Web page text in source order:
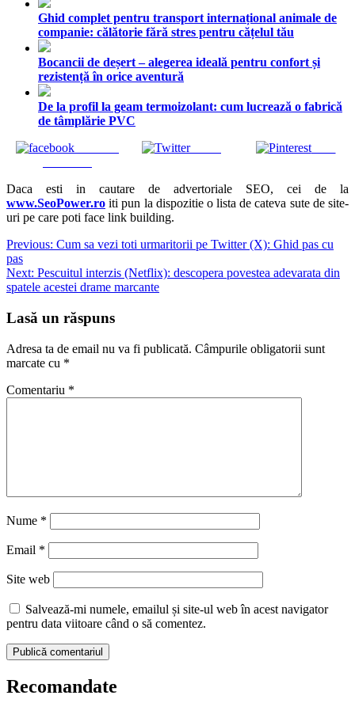
Ghid complet pentru transport internațional animale de
companie: călătorie fără stres pentru cățelul tău
Bocancii de deșert – alegerea ideală pentru confort și
rezistență în orice aventură
De la profil la geam termoizolant: cum lucrează o fabrică
de tâmplărie PVC
Tweet Save
Daca esti in cautare de advertoriale SEO, cei de la
www.SeoPower.ro iti pun la dispozitie o lista de cateva sute de site-
uri pe care poti face link building.
Navigare
în
articole
Previous: Cum sa vezi toti urmaritorii pe Twitter (X): Ghid pas cu
pas
Next: Pescuitul interzis (Netflix): descopera povestea adevarata din
spatele acestei drame marcante
Lasă un răspuns
Adresa ta de email nu va fi publicată. Câmpurile obligatorii sunt
marcate cu *
Comentariu *
Nume *
Email *
Site web
Salvează-mi numele, emailul și site-ul web în acest navigator
pentru data viitoare când o să comentez.
Recomandate